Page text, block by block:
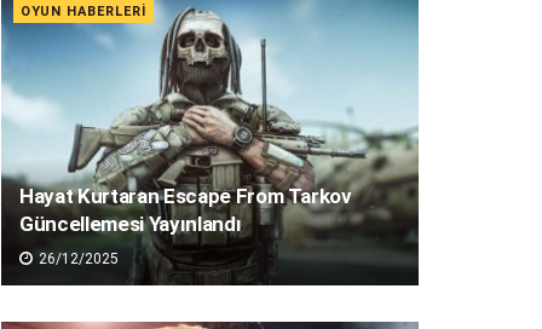
OYUN HABERLERI
Hayat Kurtaran Escape From Tarkov
Güncellemesi Yayınlandı
26/12/2025